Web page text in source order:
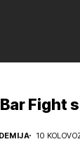
Fight
10